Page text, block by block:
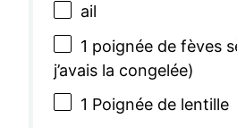
ail
1 poignée de fèves
j’avais la congelée)
1 Poignée de lentille